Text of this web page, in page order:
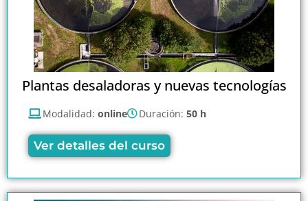
Plantas desaladoras y nuevas tecnologías
Modalidad: online Duración: 50 h
Ver detalles del curso